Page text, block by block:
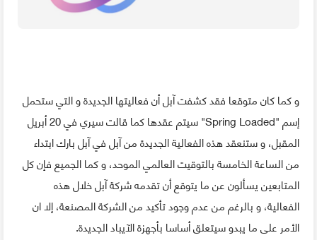
و كما كان متوقعا فقد كشفت آبل أن فعاليتها الجديدة و التي ستحمل
إسم "Spring Loaded" سيتم عقدها كما قالت سيري في 20 أبريل
المقبل، و ستنعقد هذه الفعالية الجديدة من آبل في آبل بارك ابتداء
من الساعة الخامسة بالتوقيت العالمي الموحد، و كما الجميع فإن كل
المتابعين يسألون عن ما يتوقع أن تقدمه شركة آبل خلال هذه
الفعالية، و بالرغم من عدم وجود تأكيد من الشركة المصنعة، إلا ان
الأمر على ما يبدو سيتعلق أساسا بأجهزة الآيباد الجديدة.